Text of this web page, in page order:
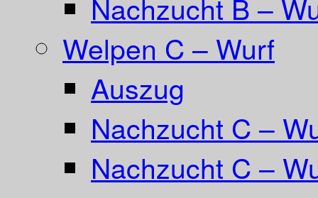
Welpen C – Wurf
Auszug
Nachzucht C –
Nachzucht C –